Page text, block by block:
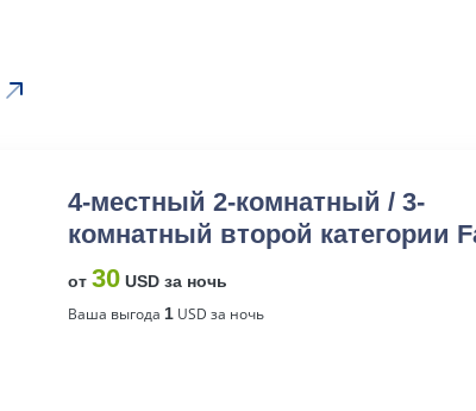
4-местный 2-комнатный / 3-
комнатный второй категории
от 30 USD за ночь
Ваша выгода 1 USD за ночь